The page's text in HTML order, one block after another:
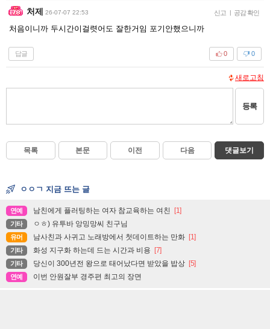
처제 26-07-07 22:53 신고 | 공감 확인
처음이니까 두시간이걸렷어도 잘한거임 포기안했으니까
답글 0
0
새로고침
등록
목록 본문 이전 다음 댓글보기
ㅇㅇㄱ 지금 뜨는 글
연예 남친에게 플러팅하는 여자 참교육하는 여친 [1]
기타 ㅇㅎ) 유투바 앙밍망씨 친구님
유머 남사친과 사귀고 노래방에서 첫데이트하는 만화 [1]
기타 화성 지구화 하는데 드는 시간과 비용 [7]
기타 당신이 300년전 왕으로 태어났다면 받았을 밥상 [5]
연예 이번 안원잘부 경주편 최고의 장면